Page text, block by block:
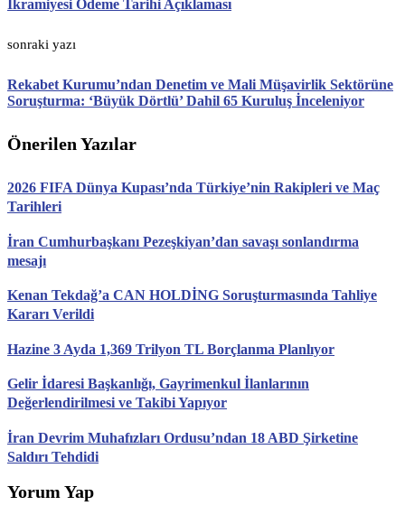
İkramiyesi Ödeme Tarihi Açıklaması
sonraki yazı
Rekabet Kurumu’ndan Denetim ve Mali Müşavirlik Sektörüne
Soruşturma: ‘Büyük Dörtlü’ Dahil 65 Kuruluş İnceleniyor
Önerilen Yazılar
2026 FIFA Dünya Kupası’nda Türkiye’nin Rakipleri ve Maç
Tarihleri
İran Cumhurbaşkanı Pezeşkiyan’dan savaşı sonlandırma
mesajı
Kenan Tekdağ’a CAN HOLDİNG Soruşturmasında Tahliye
Kararı Verildi
Hazine 3 Ayda 1,369 Trilyon TL Borçlanma Planlıyor
Gelir İdaresi Başkanlığı, Gayrimenkul İlanlarının
Değerlendirilmesi ve Takibi Yapıyor
İran Devrim Muhafızları Ordusu’ndan 18 ABD Şirketine
Saldırı Tehdidi
Yorum Yap